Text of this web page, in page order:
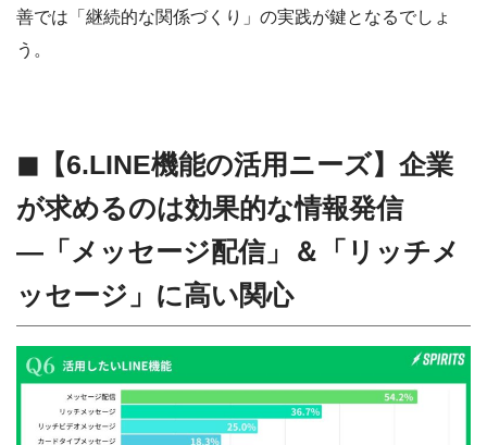
善では「継続的な関係づくり」の実践が鍵となるでしょ
う。
◼︎【6.LINE機能の活用ニーズ】企業
が求めるのは効果的な情報発信
―「メッセージ配信」＆「リッチメ
ッセージ」に高い関心